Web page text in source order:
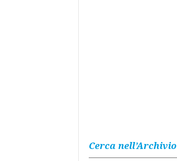
Cerca nell’Archivio